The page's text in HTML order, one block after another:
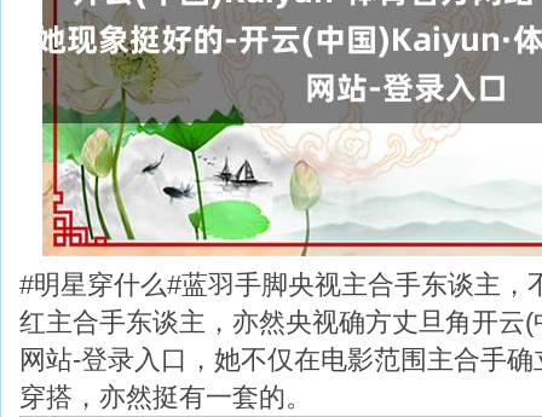
#明星穿什么#蓝羽手脚央视主合手东谈主，
红主合手东谈主，亦然央视确方丈旦角开云(
网站-登录入口，她不仅在电影范围主合手
穿搭，亦然挺有一套的。